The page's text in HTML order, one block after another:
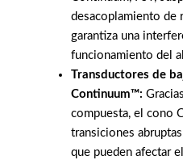
desacoplamiento de
garantiza una
funcionamiento del
Transductores de
Continuum™:
compuesta, el cono
transiciones
que pueden afectar